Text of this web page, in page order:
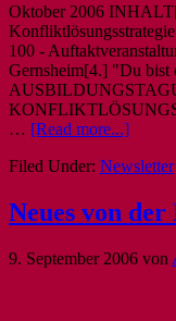
Oktober 2006
100 -
Gernsheim[4.] "Du bist
… [Read more...]
Filed Under: Newsletter
Neues von
9. September 2006 von